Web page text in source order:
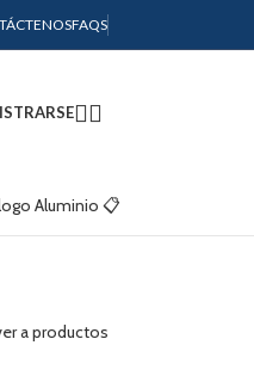
FAQS
Aluminio 📋
a productos